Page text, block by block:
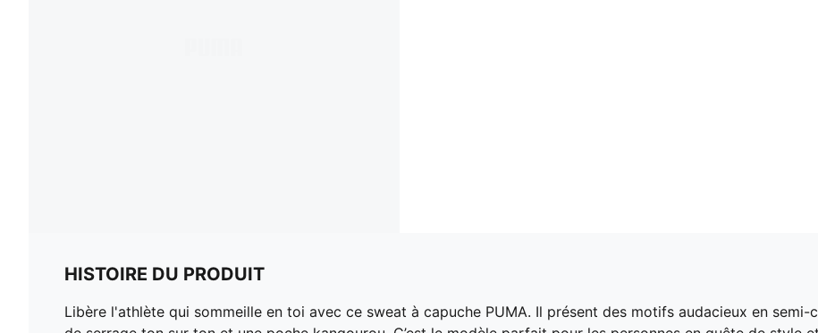
HISTOIRE DU PRODUIT
Libère l'athlète qui sommeille en toi avec ce sweat à capuche PUMA. Il présent des motifs audacieux en